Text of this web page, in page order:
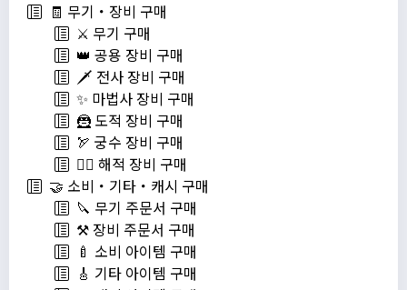
🧾 무기・장비 구매
⚔️ 무기 구매
👑 공용 장비 구매
🗡️ 전사 장비 구매
✨ 마법사 장비 구매
🦹 도적 장비 구매
🏹 궁수 장비 구매
🏴‍☠️ 해적 장비 구매
🤝 소비・기타・캐시 구매
🔪 무기 주문서 구매
⚒️ 장비 주문서 구매
🍼 소비 아이템 구매
🎸 기타 아이템 구매